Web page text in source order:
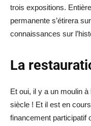
trois expositions.
permanente s’étirera
connaissances sur
La
Et oui, il y a un moulin
siècle ! Et il est en
financement participatif